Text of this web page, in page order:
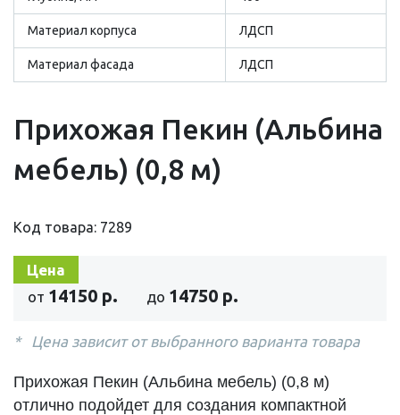
Материал корпуса ЛДСП
Материал фасада ЛДСП
Прихожая Пекин (Альбина
мебель) (0,8 м)
Код товара: 7289
Цена
от 14150 р. до 14750 р.
Цена зависит от выбранного варианта товара
Прихожая Пекин (Альбина мебель) (0,8 м)
отлично подойдет для создания компактной